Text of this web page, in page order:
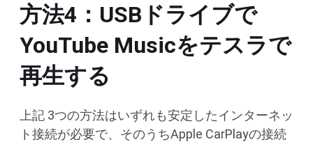
方法4：USBドライブで
YouTube Musicをテスラで
再生する
上記 3つの方法はいずれも安定したインターネッ
ト接続が必要で、そのうちApple CarPlayの接続